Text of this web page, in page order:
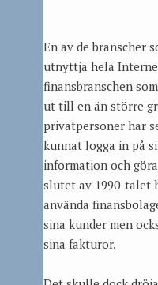
En av de branscher
utnyttja hela
finansbranschen
ut till en än större
privatpersoner har
kunnat logga in på
information och
slutet av 1990-talet
använda
sina kunder men
sina fakturor.